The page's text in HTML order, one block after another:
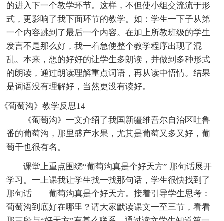
的进入下一个教学环节。这样，不但使小组交流流于形
式，更影响了我下面环节的教学。如：学生一下子从第
一个内容跳到了最后一个内容。在加上所教班级的学生
发言不是那么好，我一着急使整个教学程序出现了混
乱。本来，想的好好的让学生多朗读，并做到多种形式
的朗读，通过朗读理解重点词语，再从读中悟情。结果
是词语没有理解好，当然更没有读好。
《葡萄沟》教学反思14
《葡萄沟》一文介绍了我国新疆维吾尔自治区吐鲁
番的葡萄沟，那里盛产水果，尤其是葡萄又多又好，葡
萄干也很有名。
课堂上重点围绕“葡萄沟真是个好天方” 那句话展开
学习。一上课我让学生找一找那句话，学生很快找到了
那句话——葡萄沟真是个好天方。接着引导学生思考：
葡萄沟到底好在哪里？请大家默读课文一至三节，看看